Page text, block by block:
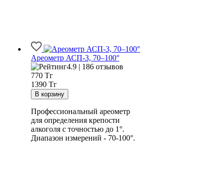
Ареометр АСП-3, 70–100°
4.9 | 186 отзывов
770 Тг
1390 Тг
Профессиональный ареометр
для определения крепости
алкоголя с точностью до 1°.
Диапазон измерений - 70-100°.